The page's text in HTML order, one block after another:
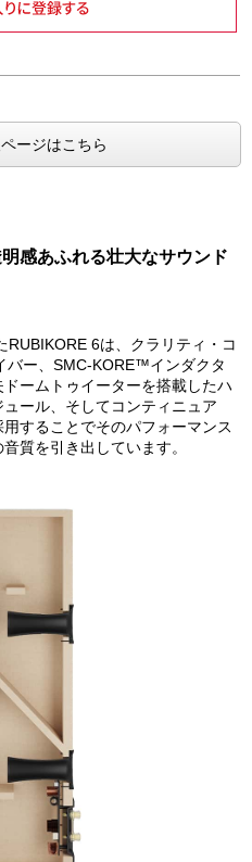
ージはこちら
感あふれる壮大なサウンド
RUBIKORE 6は、クラリティ・コ
ー、SMC-KORE™インダクタ
ームトゥイーターを搭載したハ
ール、そしてコンティニュア
することでそのパフォーマンス
質を引き出しています。